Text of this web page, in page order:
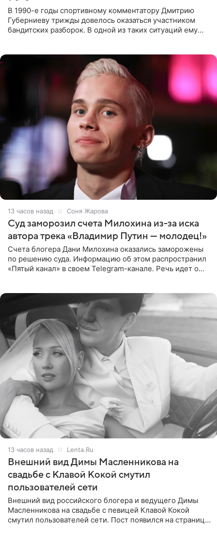
В 1990-е годы спортивному комментатору Дмитрию
Губерниеву трижды довелось оказаться участником
бандитских разборок. В одной из таких ситуаций ему
13 часов назад Соня Жарова
Суд заморозил счета Милохина из-за иска
автора трека «Владимир Путин — молодец!»
Счета блогера Дани Милохина оказались заморожены
по решению суда. Информацию об этом распространил
«Пятый канал» в своем Telegram-канале. Речь идет о
13 часов назад Lenta.Ru
Внешний вид Димы Масленникова на
свадьбе с Клавой Кокой смутил
пользователей сети
Внешний вид российского блогера и ведущего Димы
Масленникова на свадьбе с певицей Клавой Кокой
смутил пользователей сети. Пост появился на странице